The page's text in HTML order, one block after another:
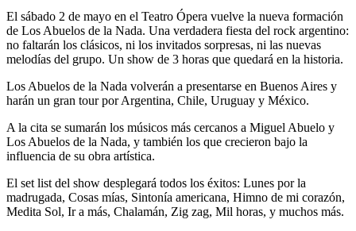
El sábado 2 de mayo en el Teatro Ópera vuelve la nueva formación
de Los Abuelos de la Nada. Una verdadera fiesta del rock argentino:
no faltarán los clásicos, ni los invitados sorpresas, ni las nuevas
melodías del grupo. Un show de 3 horas que quedará en la historia.
Los Abuelos de la Nada volverán a presentarse en Buenos Aires y
harán un gran tour por Argentina, Chile, Uruguay y México.
A la cita se sumarán los músicos más cercanos a Miguel Abuelo y
Los Abuelos de la Nada, y también los que crecieron bajo la
influencia de su obra artística.
El set list del show desplegará todos los éxitos: Lunes por la
madrugada, Cosas mías, Sintonía americana, Himno de mi corazón,
Medita Sol, Ir a más, Chalamán, Zig zag, Mil horas, y muchos más.